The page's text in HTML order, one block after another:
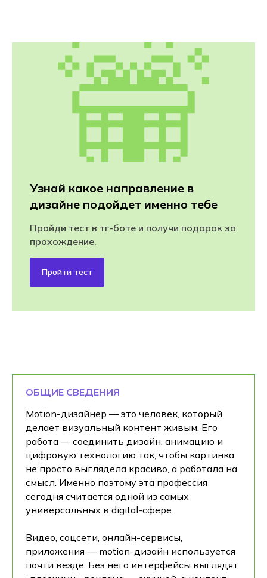
Узнай какое направление в
дизайне подойдет именно тебе
Пройди тест в тг-боте и получи подарок за
прохождение.
Пройти тест
ОБЩИЕ СВЕДЕНИЯ
Motion-дизайнер — это человек, который
делает визуальный контент живым. Его
работа — соединить дизайн, анимацию и
цифровую технологию так, чтобы картинка
не просто выглядела красиво, а работала на
смысл. Именно поэтому эта профессия
сегодня считается одной из самых
универсальных в digital-сфере.
Видео, соцсети, онлайн-сервисы,
приложения — motion-дизайн используется
почти везде. Без него интерфейсы выглядят